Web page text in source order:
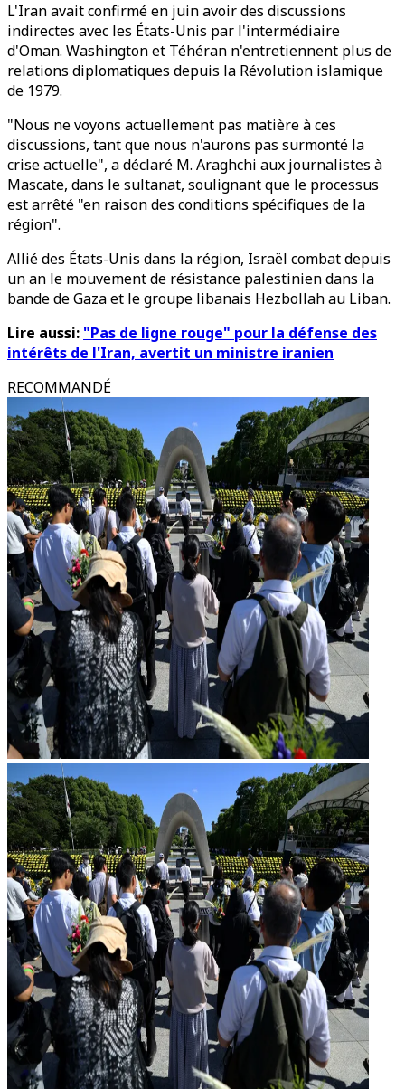
L'Iran avait confirmé en juin avoir des discussions
indirectes avec les États-Unis par l'intermédiaire
d'Oman. Washington et Téhéran n'entretiennent plus de
relations diplomatiques depuis la Révolution islamique
de 1979.
"Nous ne voyons actuellement pas matière à ces
discussions, tant que nous n'aurons pas surmonté la
crise actuelle", a déclaré M. Araghchi aux journalistes à
Mascate, dans le sultanat, soulignant que le processus
est arrêté "en raison des conditions spécifiques de la
région".
Allié des États-Unis dans la région, Israël combat depuis
un an le mouvement de résistance palestinien dans la
bande de Gaza et le groupe libanais Hezbollah au Liban.
Lire aussi: "Pas de ligne rouge" pour la défense des
intérêts de l'Iran, avertit un ministre iranien
RECOMMANDÉ